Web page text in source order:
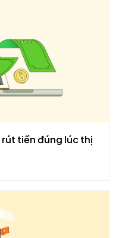
rút tiền đúng lúc thị